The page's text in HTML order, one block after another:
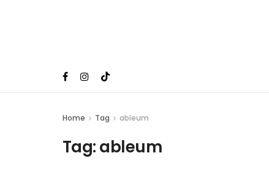
Home Tag ableum
Tag:ableum